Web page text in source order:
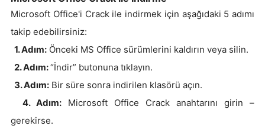
Microsoft Office'i Crack ile indirmek için aşağıdaki 5 adımı
takip edebilirsiniz:
1. Adım: Önceki MS Office sürümlerini kaldırın veya silin.
2. Adım:“İndir” butonuna tıklayın.
3. Adım: Bir süre sonra indirilen klasörü açın.
4. Adım: Microsoft Office Crack anahtarını girin –
gerekirse.